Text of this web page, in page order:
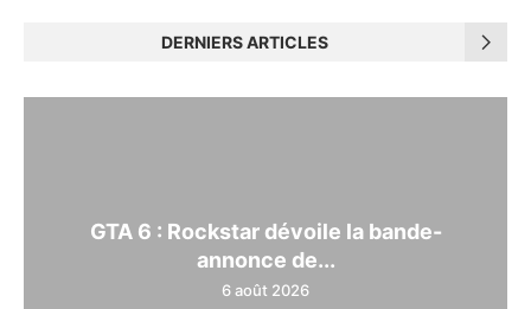
DERNIERS ARTICLES
GTA 6 : Rockstar dévoile la bande-
annonce de...
6 août 2026